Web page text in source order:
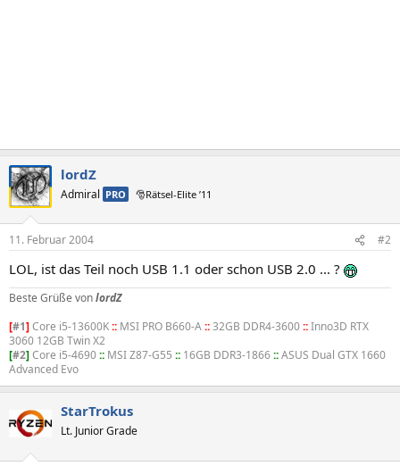
lordZ
Admiral PRO 🎅Rätsel-Elite ’11
11. Februar 2004 #2
LOL, ist das Teil noch USB 1.1 oder schon USB 2.0 ... ?
Beste Grüße vonlordZ
[#1]Core i5-13600K:: MSI PRO B660-A::32GB DDR4-3600::Inno3D RTX
3060 12GB Twin X2
[#2]Core i5-4690:: MSI Z87-G55 :: 16GB DDR3-1866::ASUS Dual GTX 1660
Advanced Evo
StarTrokus
Lt. Junior Grade